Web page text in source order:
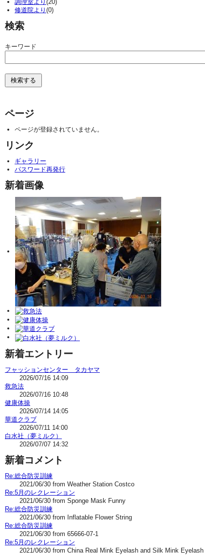
調理室より (20)
修道院より (0)
検索
キーワード
ページ
ページが登録されていません。
リンク
ギャラリー
パスワード再発行
新着画像
新着エントリー
フャッションセンター タカヤマ
2026/07/16 14:09
救急法
2026/07/16 10:48
健康体操
2026/07/14 14:05
華道クラブ
2026/07/11 14:00
白水社（夢ミルク）
2026/07/07 14:32
新着コメント
Re:総合防災訓練
2021/06/30 from Weather Station Costco
Re:5月のレクレーション
2021/06/30 from Sponge Mask Funny
Re:総合防災訓練
2021/06/30 from Inflatable Flower String
Re:総合防災訓練
2021/06/30 from 65666-07-1
Re:5月のレクレーション
2021/06/30 from China Real Mink Eyelash and Silk Mink Eyelash